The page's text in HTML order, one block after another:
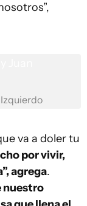
va a doler tu
por vivir,
agrega.
nuestro